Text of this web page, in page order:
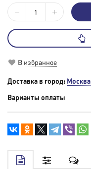
В избранное
Доставка в город: Москва
Варианты оплаты